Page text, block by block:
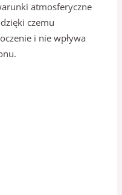
atmosferyczne
czemu
i nie wpływa